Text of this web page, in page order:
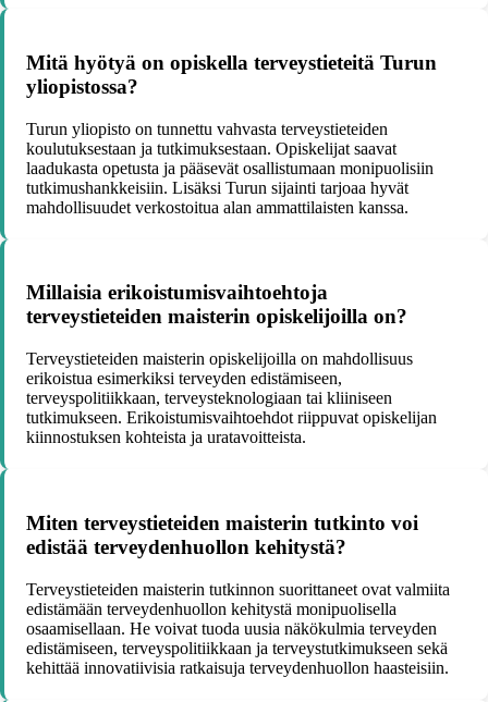
Mitä hyötyä on opiskella terveystieteitä Turun
yliopistossa?
Turun yliopisto on tunnettu vahvasta terveystieteiden
koulutuksestaan ja tutkimuksestaan. Opiskelijat saavat
laadukasta opetusta ja pääsevät osallistumaan monipuolisiin
tutkimushankkeisiin. Lisäksi Turun sijainti tarjoaa hyvät
mahdollisuudet verkostoitua alan ammattilaisten kanssa.
Millaisia erikoistumisvaihtoehtoja
terveystieteiden maisterin opiskelijoilla on?
Terveystieteiden maisterin opiskelijoilla on mahdollisuus
erikoistua esimerkiksi terveyden edistämiseen,
terveyspolitiikkaan, terveysteknologiaan tai kliiniseen
tutkimukseen. Erikoistumisvaihtoehdot riippuvat opiskelijan
kiinnostuksen kohteista ja uratavoitteista.
Miten terveystieteiden maisterin tutkinto voi
edistää terveydenhuollon kehitystä?
Terveystieteiden maisterin tutkinnon suorittaneet ovat valmiita
edistämään terveydenhuollon kehitystä monipuolisella
osaamisellaan. He voivat tuoda uusia näkökulmia terveyden
edistämiseen, terveyspolitiikkaan ja terveystutkimukseen sekä
kehittää innovatiivisia ratkaisuja terveydenhuollon haasteisiin.